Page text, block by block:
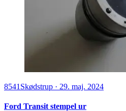
8541 Skødstrup · 29. maj. 2024
Ford Transit stempel ur